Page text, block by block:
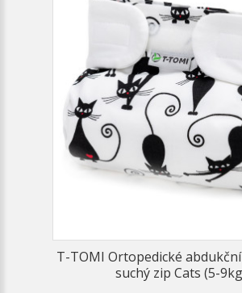
T-TOMI Ortopedické
suchý zip Cats (5-